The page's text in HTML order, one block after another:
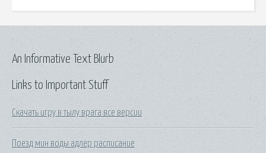
Links to Important Stuff
Скачать игру в тылу врага все версии
Поезд мин воды адлер расписание
An Informative Text Blurb